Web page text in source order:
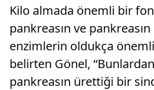
Kilo almada önemli bir
pankreasın ve
enzimlerin oldukça
belirten Gönel,
pankreasın ürettiği bir